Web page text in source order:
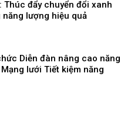
Thúc đẩy chuyển đổi xanh
năng lượng hiệu quả
Diễn đàn nâng cao năng
lưới Tiết kiệm năng